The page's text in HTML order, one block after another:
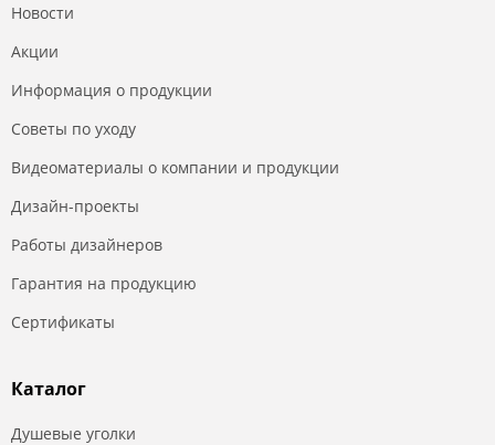
Новости
Акции
Информация о продукции
Советы по уходу
Видеоматериалы о компании и продукции
Дизайн-проекты
Работы дизайнеров
Гарантия на продукцию
Сертификаты
Каталог
Душевые уголки